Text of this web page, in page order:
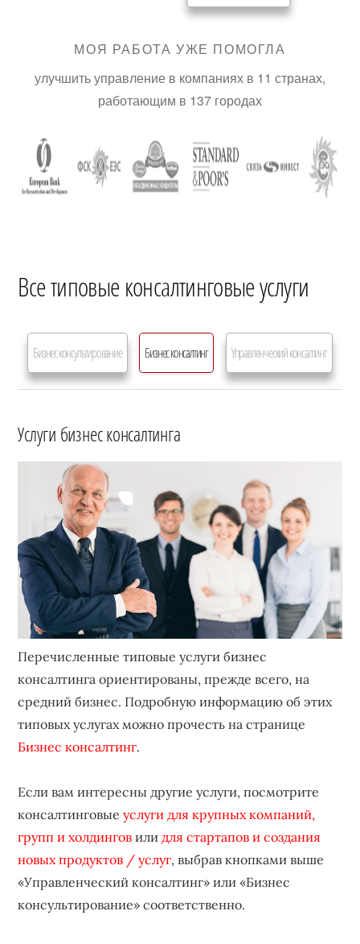
МОЯ РАБОТА УЖЕ ПОМОГЛА
улучшить управление в компаниях в 11 странах,
работающим в 137 городах
Все типовые консалтинговые услуги
Бизнес консультирование Бизнес консалтинг Управленческий консалтинг
Услуги бизнес консалтинга
Перечисленные типовые услуги бизнес
консалтинга ориентированы, прежде всего, на
средний бизнес. Подробную информацию об этих
типовых услугах можно прочесть на странице
Бизнес консалтинг.
Если вам интересны другие услуги, посмотрите
консалтинговыеуслуги для крупных компаний,
групп и холдингов или для стартапов и создания
новых продуктов / услуг, выбрав кнопками выше
«Управленческий консалтинг» или «Бизнес
консультирование» соответственно.